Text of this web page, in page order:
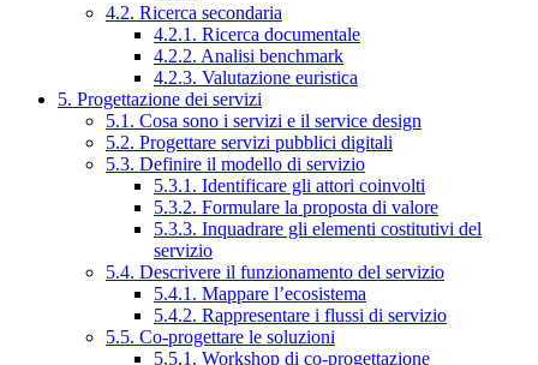
4.2. Ricerca secondaria
4.2.1. Ricerca documentale
4.2.2. Analisi benchmark
4.2.3. Valutazione euristica
5. Progettazione dei servizi
5.1. Cosa sono i servizi e il service design
5.2. Progettare servizi pubblici digitali
5.3. Definire il modello di servizio
5.3.1. Identificare gli attori coinvolti
5.3.2. Formulare la proposta di valore
5.3.3. Inquadrare gli elementi costitutivi del
servizio
5.4. Descrivere il funzionamento del servizio
5.4.1. Mappare l’ecosistema
5.4.2. Rappresentare i flussi di servizio
5.5. Co-progettare le soluzioni
5.5.1. Workshop di co-progettazione